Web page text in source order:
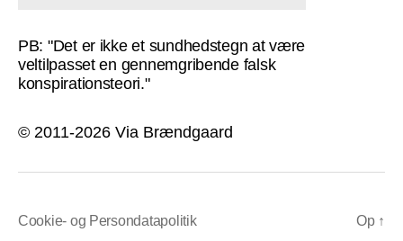
PB: "Det er ikke et sundhedstegn at være
veltilpasset en gennemgribende falsk
konspirationsteori."
© 2011-2026 Via Brændgaard
Cookie- og Persondatapolitik Op ↑